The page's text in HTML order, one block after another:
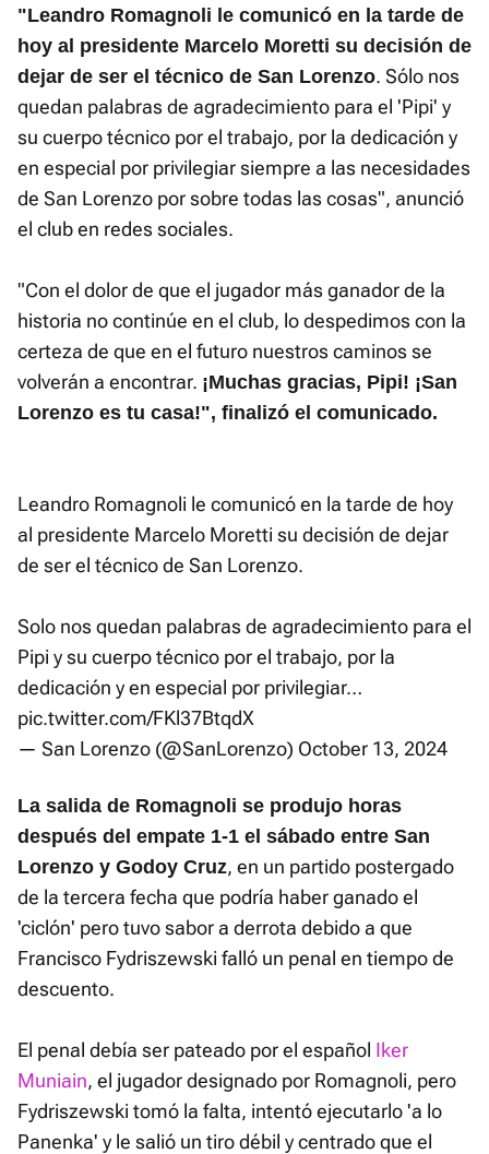
"Leandro Romagnoli le comunicó en la tarde de
hoy al presidente Marcelo Moretti su decisión de
dejar de ser el técnico de San Lorenzo. Sólo nos
quedan palabras de agradecimiento para el 'Pipi' y
su cuerpo técnico por el trabajo, por la dedicación y
en especial por privilegiar siempre a las necesidades
de San Lorenzo por sobre todas las cosas", anunció
el club en redes sociales.
"Con el dolor de que el jugador más ganador de la
historia no continúe en el club, lo despedimos con la
certeza de que en el futuro nuestros caminos se
volverán a encontrar. ¡Muchas gracias, Pipi! ¡San
Lorenzo es tu casa!", finalizó el comunicado.
Leandro Romagnoli le comunicó en la tarde de hoy
al presidente Marcelo Moretti su decisión de dejar
de ser el técnico de San Lorenzo.
Solo nos quedan palabras de agradecimiento para el
Pipi y su cuerpo técnico por el trabajo, por la
dedicación y en especial por privilegiar…
pic.twitter.com/FKl37BtqdX
— San Lorenzo (@SanLorenzo) October 13, 2024
La salida de Romagnoli se produjo horas
después del empate 1-1 el sábado entre San
Lorenzo y Godoy Cruz, en un partido postergado
de la tercera fecha que podría haber ganado el
'ciclón' pero tuvo sabor a derrota debido a que
Francisco Fydriszewski falló un penal en tiempo de
descuento.
El penal debía ser pateado por el español Iker
Muniain, el jugador designado por Romagnoli, pero
Fydriszewski tomó la falta, intentó ejecutarlo 'a lo
Panenka' y le salió un tiro débil y centrado que el